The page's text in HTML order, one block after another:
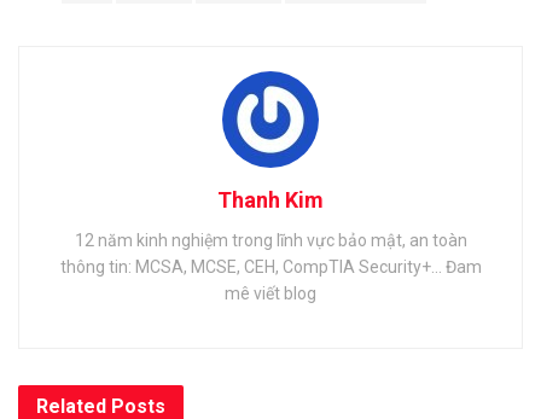
Thanh Kim
12 năm kinh nghiệm trong lĩnh vực bảo mật, an toàn
thông tin: MCSA, MCSE, CEH, CompTIA Security+... Đam
mê viết blog
Related Posts